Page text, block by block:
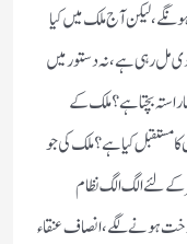
آج ملک میں کیا
مل رہی ہے،نہ دستور میں
بچتاہے؟ملک کے
مستقبل کیاہے؟ملک کی جو
الگ الگ نظام
ہونے لگے،انصاف عنقاء